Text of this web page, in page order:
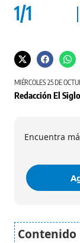
1/1
MIÉRCOLES 25 DE
Redacción El Siglo
Encuentra